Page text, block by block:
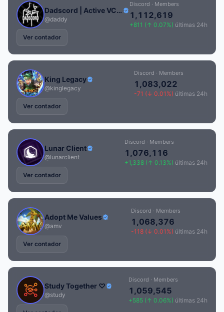
Dadscord | Active VC Discord • SFW • Anime • Chill • Social • Emojis • VC • egirl • 100+ GUILD TAG
@daddy
Discord · Members
1,112,619
+811 (↑ 0.07%) últimas 24h
Ver contador
King Legacy
@kinglegacy
Discord · Members
1,083,022
-71 (↓ 0.01%) últimas 24h
Ver contador
Lunar Client
@lunarclient
Discord · Members
1,076,116
+1,338 (↑ 0.13%) últimas 24h
Ver contador
Adopt Me Values
@amv
Discord · Members
1,068,376
-118 (↓ 0.01%) últimas 24h
Ver contador
Study Together ♡
@study
Discord · Members
1,059,545
+585 (↑ 0.06%) últimas 24h